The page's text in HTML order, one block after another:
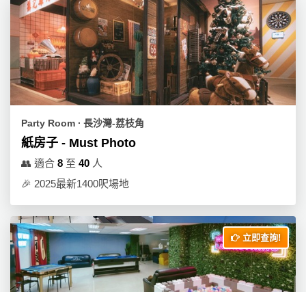
Party Room ∙ 長沙灣-荔枝角
紙房子 - Must Photo
👥 適合 8 至 40 人
🎉 2025最新1400呎場地
立即查詢!